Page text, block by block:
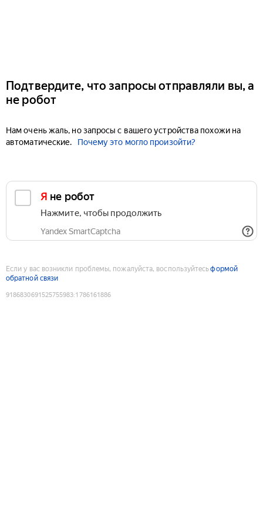
Подтвердите, что запросы отправляли вы, а
не робот
Нам очень жаль, но запросы с вашего устройства похожи на
автоматические.
Почему это могло произойти?
Я не робот
Нажмите, чтобы продолжить
Yandex SmartCaptcha
Если у вас возникли проблемы, пожалуйста, воспользуйтесьформой
обратной связи
9186830691525755983:1786161886